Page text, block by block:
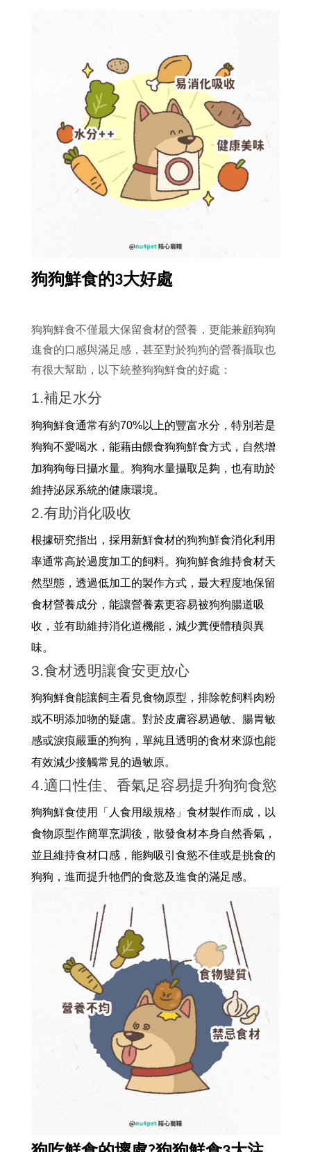
狗狗鮮食的3大好處
狗狗鮮食不僅最大保留食材的營養，更能兼顧狗狗
進食的口感與滿足感，甚至對於狗狗的營養攝取也
有很大幫助，以下統整狗狗鮮食的好處：
1.補足水分
狗狗鮮食通常有約70%以上的豐富水分，特別若是
狗狗不愛喝水，能藉由餵食狗狗鮮食方式，自然增
加狗狗每日攝水量。狗狗水量攝取足夠，也有助於
維持泌尿系統的健康環境。
2.有助消化吸收
根據研究指出，採用新鮮食材的狗狗鮮食消化利用
率通常高於過度加工的飼料。狗狗鮮食維持食材天
然型態，透過低加工的製作方式，最大程度地保留
食材營養成分，能讓營養素更容易被狗狗腸道吸
收，並有助維持消化道機能，減少糞便體積與異
味。
3.食材透明讓食安更放心
狗狗鮮食能讓飼主看見食物原型，排除乾飼料肉粉
或不明添加物的疑慮。對於皮膚容易過敏、腸胃敏
感或淚痕嚴重的狗狗，單純且透明的食材來源也能
有效減少接觸常見的過敏原。
4.適口性佳、香氣足容易提升狗狗食慾
狗狗鮮食使用「人食用級規格」食材製作而成，以
食物原型作簡單烹調後，散發食材本身自然香氣，
並且維持食材口感，能夠吸引食慾不佳或是挑食的
狗狗，進而提升牠們的食慾及進食的滿足感。